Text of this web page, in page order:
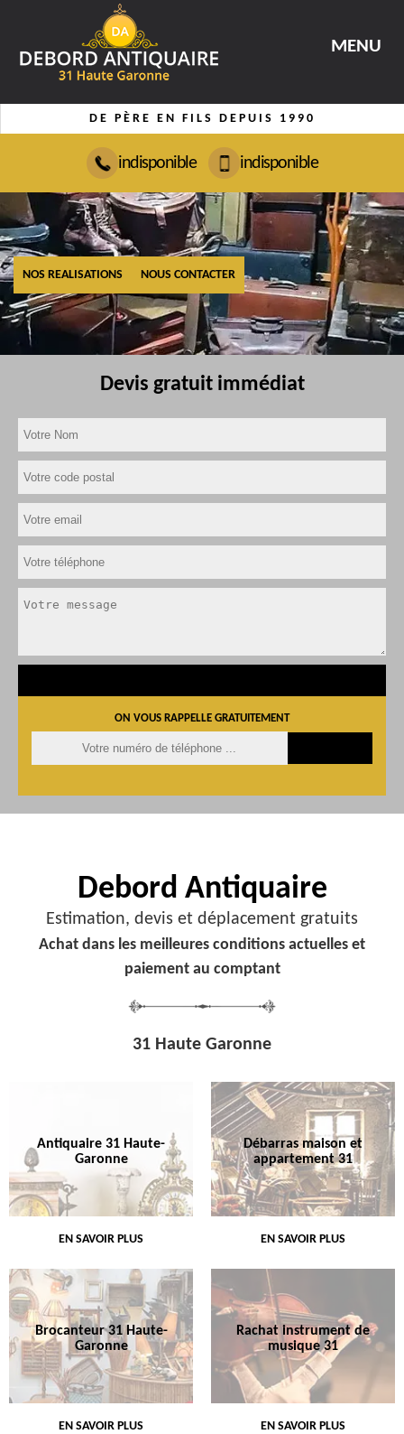
MENU
DE PÈRE EN FILS DEPUIS 1990
indisponible indisponible
NOS REALISATIONS NOUS CONTACTER
Devis gratuit immédiat
ON VOUS RAPPELLE GRATUITEMENT
Debord Antiquaire
Estimation, devis et déplacement gratuits
Achat dans les meilleures conditions actuelles et
paiement au comptant
31 Haute Garonne
Antiquaire 31 Haute-
Garonne
EN SAVOIR PLUS
Débarras maison et
appartement 31
EN SAVOIR PLUS
Brocanteur 31 Haute-
Garonne
EN SAVOIR PLUS
Rachat instrument de
musique 31
EN SAVOIR PLUS